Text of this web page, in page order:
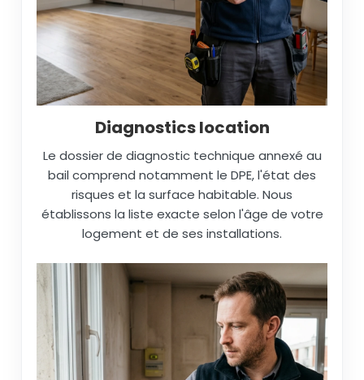
Diagnostics location
Le dossier de diagnostic technique annexé au
bail comprend notamment le DPE, l'état des
risques et la surface habitable. Nous
établissons la liste exacte selon l'âge de votre
logement et de ses installations.